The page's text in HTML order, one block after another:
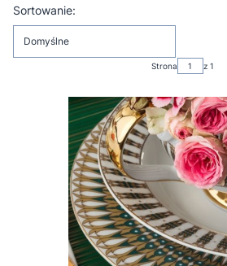
Lista produktów
Sortowanie:
Domyślne
Strona z 1